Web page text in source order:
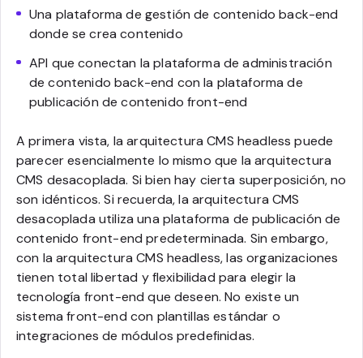
Una plataforma de gestión de contenido back-end
donde se crea contenido
API que conectan la plataforma de administración
de contenido back-end con la plataforma de
publicación de contenido front-end
A primera vista, la arquitectura CMS headless puede
parecer esencialmente lo mismo que la arquitectura
CMS desacoplada. Si bien hay cierta superposición, no
son idénticos. Si recuerda, la arquitectura CMS
desacoplada utiliza una plataforma de publicación de
contenido front-end predeterminada. Sin embargo,
con la arquitectura CMS headless, las organizaciones
tienen total libertad y flexibilidad para elegir la
tecnología front-end que deseen. No existe un
sistema front-end con plantillas estándar o
integraciones de módulos predefinidas.